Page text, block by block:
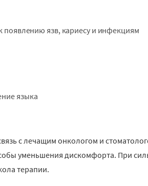
появлению язв, кариесу и инфекциям
языка
с лечащим онкологом и
уменьшения дискомфорта. При
терапии.